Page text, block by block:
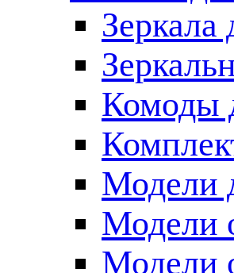
Зеркала
Комоды
Модели
Модели
Модели